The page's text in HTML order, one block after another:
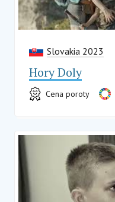
Slovakia 2023
Hory Doly
Cena poroty